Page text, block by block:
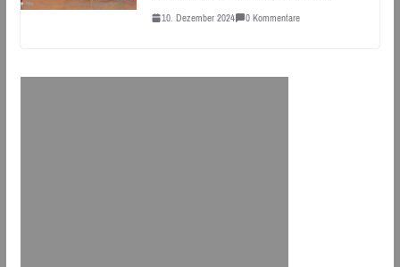
10. Dezember 2024 0 Kommentare